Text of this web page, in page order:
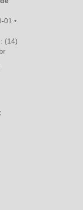
01 •
(14)